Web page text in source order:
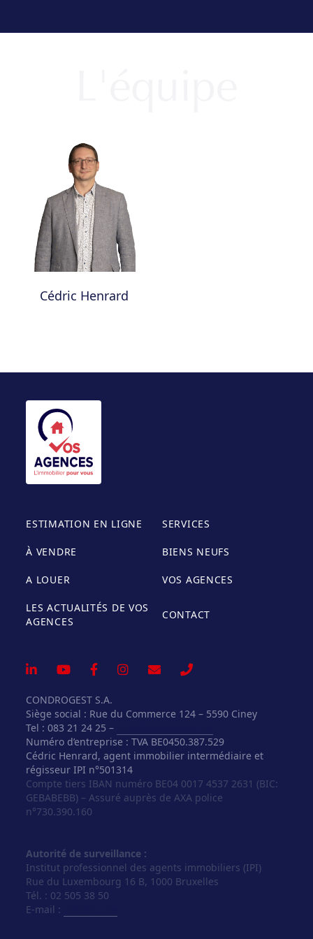
Cédric Henrard
ESTIMATION EN LIGNE SERVICES
À VENDRE BIENS NEUFS
A LOUER VOS AGENCES
LES ACTUALITÉS DE VOS
AGENCES
CONTACT
CONDROGEST S.A.
Siège social : Rue du Commerce 124 – 5590 Ciney
Tel : 083 21 24 25 –
Numéro d’entreprise : TVA BE0450.387.529
Cédric Henrard, agent immobilier intermédiaire et
régisseur IPI n°501314
Compte tiers IBAN numéro BE04 0017 4537 2631 (BIC:
GEBABEBB) – Assuré auprès de AXA police
n°730.390.160
Autorité de surveillance :
Institut professionnel des agents immobiliers (IPI)
Rue du Luxembourg 16 B, 1000 Bruxelles
Tél. : 02 505 38 50
E-mail :